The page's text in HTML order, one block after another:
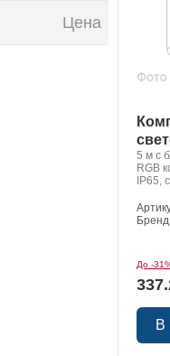
Цена
5 м с
RGB
IP65,
Бренд
До -
В